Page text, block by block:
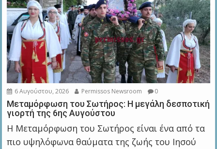
6 Αυγούστου, 2026 Permissos Newsroom 0
Μεταμόρφωση του Σωτήρος: Η μεγάλη δεσποτική
γιορτή της 6ης Αυγούστου
Η Μεταμόρφωση του Σωτήρος είναι ένα από τα
πιο υψηλόφωνα θαύματα της ζωής του Ιησού